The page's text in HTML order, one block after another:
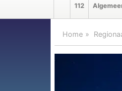
112
Home